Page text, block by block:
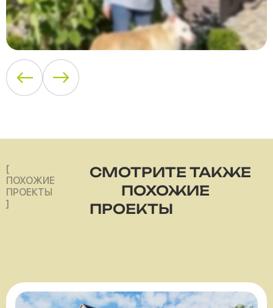
[
ПОХОЖИЕ
ПРОЕКТЫ
]
СМОТРИТЕ ТАКЖЕ
ПОХОЖИЕ
ПРОЕКТЫ